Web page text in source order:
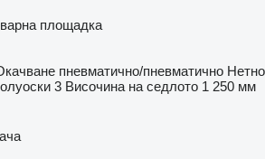
площадка
пневматично/пневматично Нетно
3 Височина на седлото 1 250 мм